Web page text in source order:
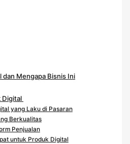
dan Mengapa Bisnis Ini
Digital
yang Laku di Pasaran
Berkualitas
Penjualan
untuk Produk Digital